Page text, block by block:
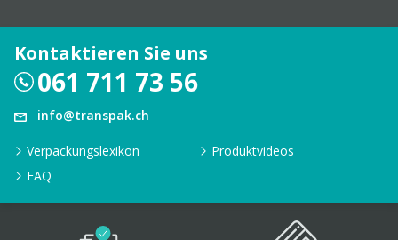
Kontaktieren Sie uns
061 711 73 56
info@transpak.ch
Verpackungslexikon
Produktvideos
FAQ